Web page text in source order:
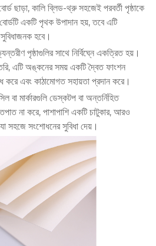
ছাড়া, কালি ব্লিড-থ্রু সহজেই পরবর্তী পৃষ্ঠাকে
বোর্ডটি একটি পৃথক উপাদান হয়, তবে এটি
হবে।
পৃষ্ঠাগুলির সাথে নির্বিঘ্নে একত্রিত হয়।
এটি অঙ্কনের সময় একটি দ্বৈত ফাংশন
করে এবং কাঠামোগত সহায়তা প্রদান করে।
বা মার্কারগুলি ডেস্কটপ বা অন্তর্নিহিত
না করে, পাশাপাশি একটি চাটুকার, আরও
সহজে সংশোধনের সুবিধা দেয়।